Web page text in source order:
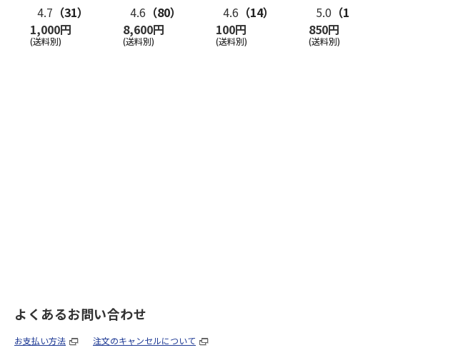
4.7 （31）
1,000円
(送料別)
4.6 （80）
8,600円
(送料別)
4.6 （14）
100円
(送料別)
5.0 （10）
850円
(送料別)
よくあるお問い合わせ
お支払い方法 注文のキャンセルについて